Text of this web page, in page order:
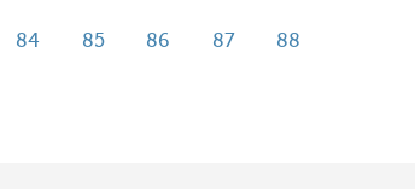
84 85 86 87 88